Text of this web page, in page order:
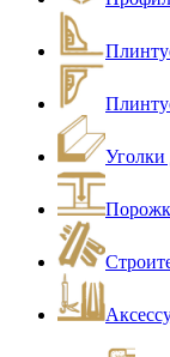
Уголки